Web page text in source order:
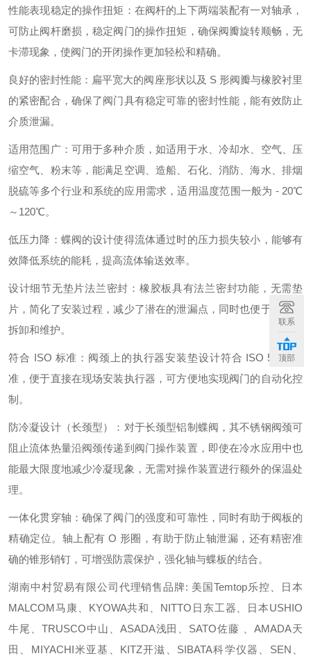
性能表现稳定的操作扭矩：在阀杆的上下两端装配有一对轴承，
可防止阀杆磨损，稳定阀门的操作扭矩，确保阀瓣旋转顺畅，无
卡滞现象，使阀门的开闭操作更加轻松和精确。
良好的密封性能：扁平宽大的阀座形状以及 S 形阀瓣与橡胶衬里
的紧密配合，确保了阀门具有稳定可靠的密封性能，能有效防止
介质泄漏。
适用范围广：可用于多种介质，如适用于水、冷却水、空气、压
缩空气、粉末等，能满足空调、造船、石化、消防、海水、排烟
脱硫等多个行业和系统的应用需求，适用温度范围一般为 - 20℃
～120℃。
低压力降：蝶阀的设计使得流体通过时的压力损失较小，能够有
效降低系统的能耗，提高流体输送效率。
设计细节无垫片法兰密封：橡胶板具有法兰密封功能，无需垫
片，简化了安装过程，减少了潜在的泄漏点，同时也便于阀门的
拆卸和维护。
符合 ISO 标准：阀颈上的执行器安装垫设计符合 ISO 5211 标
准，便于直接在现场安装执行器，可方便地实现阀门的自动化控
制。
防冷凝设计（长颈型）：对于长颈型铝制蝶阀，其不锈钢阀颈可
阻止流体热量沿阀颈传递到阀门操作装置，即使在冷水应用中也
能最大限度地减少冷凝现象，无需对操作装置进行额外的保温处
理。
一体化贯穿轴：确保了阀门的强度和可靠性，同时有助于阀板的
精确定位。轴上配有 O 形圈，有助于防止轴泄漏，还有精密准
确的锥形销钉，可增强防震保护，强化轴与蝶板的结合。
湖南中村贸易有限公司代理销售品牌: 美国Temtop乐控、日本
MALCOM马康、KYOWA共和、NITTO日东工器、日本USHIO
牛尾、TRUSCO中山、ASADA浅田、SATO佐藤 、AMADA天
田、MIYACHI米亚基、KITZ开滋、SIBATA科学仪器、SEN、
联系
顶部